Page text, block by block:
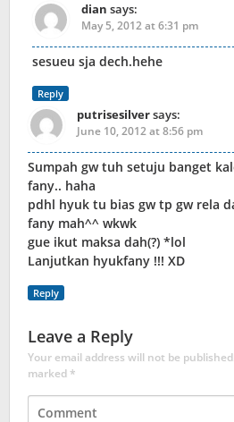
dian says:
May 5, 2012 at 6:31 pm
sesueu sja dech.hehe
Reply
putrisesilversays:
June 10, 2012 at 8:56 pm
Sumpah gw tuh setuju banget
fany.. haha
pdhl hyuk tu bias gw tp gw rela
fany mah^^ wkwk
gue ikut maksa dah(?) *lol
Lanjutkan hyukfany !!! XD
Reply
Leave a Reply
Your email address will not be published.
marked*